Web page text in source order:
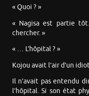
« Quoi ? »
« Nagisa est partie
chercher. »
« … L’hôpital ? »
Kojou avait l’air d’un
Il n’avait pas entendu
l’hôpital. Si son état